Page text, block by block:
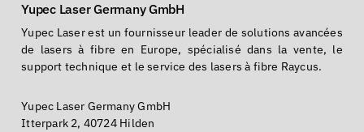
Yupec Laser Germany GmbH
Yupec Laser est un fournisseur leader de solutions avancées
de lasers à fibre en Europe, spécialisé dans la vente, le
support technique et le service des lasers à fibre Raycus.
Yupec Laser Germany GmbH
Itterpark 2, 40724 Hilden